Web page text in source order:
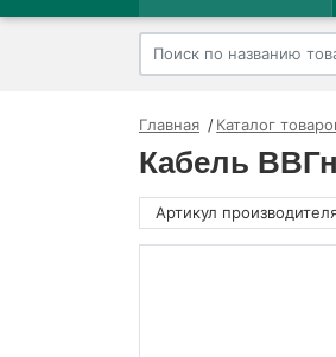
Главная Каталог
Кабель
Артикул